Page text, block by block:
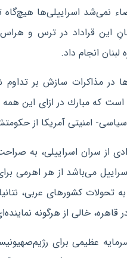
نمی‌شد اسراییلی‌ها هیچ‌گاه
این قراداد در ترس و
انجام داد.
در مذاكرات سازش بر
امنیتی آمریكا از
از سران اسراییلی، به
می‌باشد از هر اهرمی
كشورهای عربی،
قاهره، خالی از هرگونه
عظیمی برای